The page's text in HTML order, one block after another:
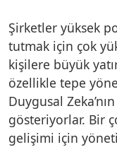
Şirketler yüksek
tutmak için çok
kişilere büyük
özellikle tepe
Duygusal
gösteriyorlar. Bir
gelişimi için